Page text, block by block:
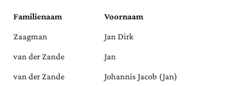
Familienaam Voornaam
Zaagman Jan Dirk
van der Zande Jan
van der Zande Johannis Jacob (Jan)